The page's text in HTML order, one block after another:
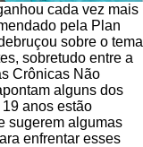
cada vez mais
pela Plan
sobre o tema
sobretudo entre a
Crônicas Não
alguns dos
anos estão
sugerem algumas
enfrentar esses